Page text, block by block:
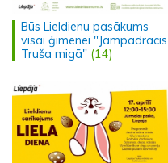
Būs Lieldienu pasākums
visai ģimenei "Jampadracis
Truša migā" (14)